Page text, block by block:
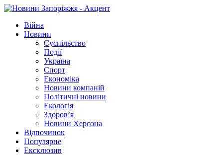
Війна
Новини
Суспільство
Події
Україна
Спорт
Економіка
Новини компаній
Політичні новини
Екологія
Здоров’я
Новини Херсона
Відпочинок
Популярне
Ексклюзив